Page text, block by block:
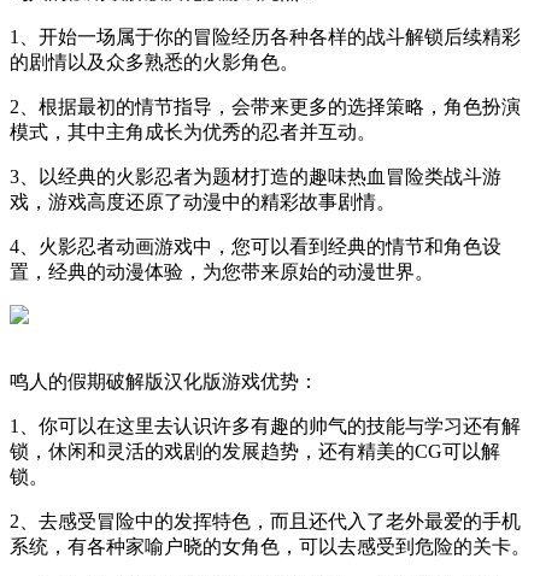
1、开始一场属于你的冒险经历各种各样的战斗解锁后续精彩
的剧情以及众多熟悉的火影角色。
2、根据最初的情节指导，会带来更多的选择策略，角色扮演
模式，其中主角成长为优秀的忍者并互动。
3、以经典的火影忍者为题材打造的趣味热血冒险类战斗游
戏，游戏高度还原了动漫中的精彩故事剧情。
4、火影忍者动画游戏中，您可以看到经典的情节和角色设
置，经典的动漫体验，为您带来原始的动漫世界。
鸣人的假期破解版汉化版游戏优势：
1、你可以在这里去认识许多有趣的帅气的技能与学习还有解
锁，休闲和灵活的戏剧的发展趋势，还有精美的CG可以解
锁。
2、去感受冒险中的发挥特色，而且还代入了老外最爱的手机
系统，有各种家喻户晓的女角色，可以去感受到危险的关卡。